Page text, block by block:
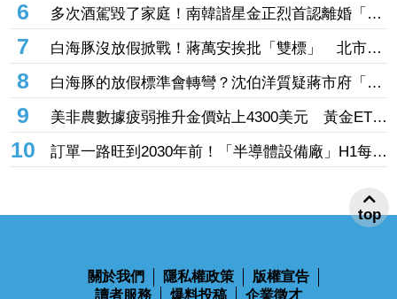
圓」
6
多次酒駕毀了家庭！南韓諧星金正烈首認離婚「分
居長達13年」 感謝台僑前妻仍照顧
7
白海豚沒放假掀戰！蔣萬安挨批「雙標」 北市府
急澄清：兩次條件根本不同
8
白海豚的放假標準會轉彎？沈伯洋質疑蔣市府「標
準不一」
9
美非農數據疲弱推升金價站上4300美元 黃金ETF
走強「這檔正2」一周漲近9%
10
訂單一路旺到2030年前！「半導體設備廠」H1每股
賺27.27元創同期新高 連4季賺逾一個股本
關於我們 隱私權政策
版權宣告
讀者服務
爆料投稿 企業徵才
top